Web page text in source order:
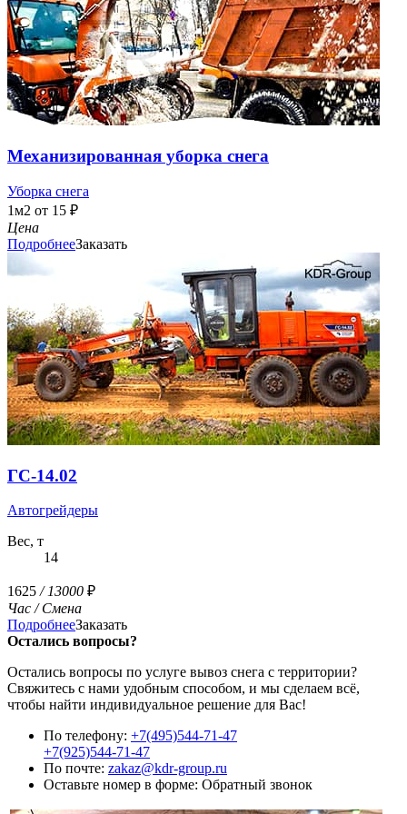
Механизированная уборка снега
Уборка снега
1м2 от 15 ₽
Цена
ПодробнееЗаказать
ГС-14.02
Автогрейдеры
Вес, т
14
1625 / 13000 ₽
Час / Смена
ПодробнееЗаказать
Остались вопросы?
Остались вопросы по услуге вывоз снега с территории?
Свяжитесь с нами удобным способом, и мы сделаем всё,
чтобы найти индивидуальное решение для Вас!
По телефону: +7(495)544-71-47
+7(925)544-71-47
По почте: zakaz@kdr-group.ru
Оставьте номер в форме: Обратный звонок